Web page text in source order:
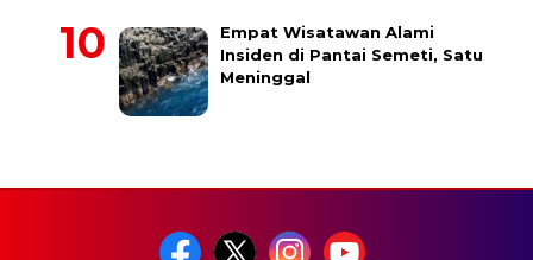
Empat Wisatawan Alami
Insiden di Pantai Semeti, Satu
Meninggal